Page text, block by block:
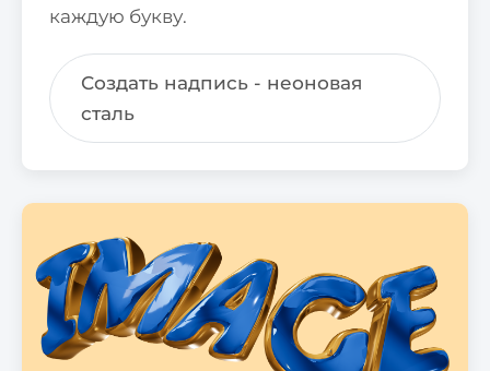
каждую букву.
Создать надпись - неоновая
сталь